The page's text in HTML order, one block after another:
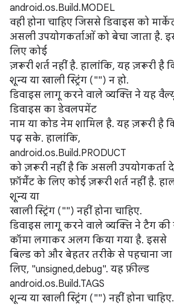
android.os.Build.MODEL
वही होना चाहिए जिससे डिवाइस को
असली उपयोगकर्ताओं को बेचा जाता है.
लिए कोई
ज़रूरी शर्त नहीं है. हालांकि, यह ज़रूरी है
शून्य या खाली स्ट्रिंग ("") न हो.
डिवाइस लागू करने वाले व्यक्ति ने यह
डिवाइस का डेवलपमेंट
नाम या कोड नेम शामिल है. यह ज़रूरी है
पढ़ सके. हालांकि,
android.os.Build.PRODUCT
को ज़रूरी नहीं है कि असली
फ़ॉर्मैट के लिए कोई ज़रूरी शर्त नहीं है.
शून्य या
खाली स्ट्रिंग ("") नहीं होना चाहिए.
डिवाइस लागू करने वाले व्यक्ति ने टैग की
कॉमा लगाकर अलग किया गया है. इससे
बिल्ड को और बेहतर तरीके से पहचाना
लिए, "unsigned,debug". यह फ़ील्ड
android.os.Build.TAGS
शून्य या खाली स्ट्रिंग ("") नहीं होना